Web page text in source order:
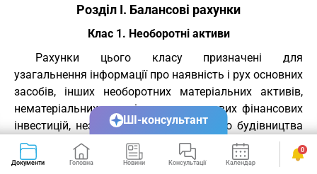
Розділ I. Балансові рахунки
Клас 1. Необоротні активи
Рахунки цього класу призначені для
узагальнення інформації про наявність і рух основних
засобів, інших необоротних матеріальних активів,
нематеріальних активів, довгострокових фінансових
інвестицій, незавершеного капітального будівництва
та зносу необоротних активів.
10 "Основні засоби"
Документи Головна Новини Консультації Календар Сервіси
0
ШІ-консультант